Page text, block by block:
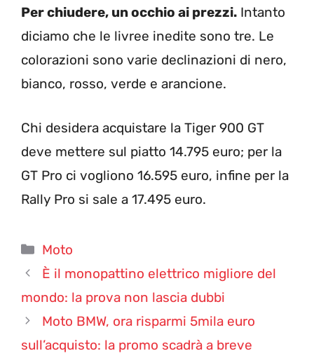
Per chiudere, un occhio ai prezzi. Intanto
diciamo che le livree inedite sono tre. Le
colorazioni sono varie declinazioni di nero,
bianco, rosso, verde e arancione.
Chi desidera acquistare la Tiger 900 GT
deve mettere sul piatto 14.795 euro; per la
GT Pro ci vogliono 16.595 euro, infine per la
Rally Pro si sale a 17.495 euro.
Categorie
Moto
È il monopattino elettrico migliore del
mondo: la prova non lascia dubbi
Moto BMW, ora risparmi 5mila euro
sull’acquisto: la promo scadrà a breve